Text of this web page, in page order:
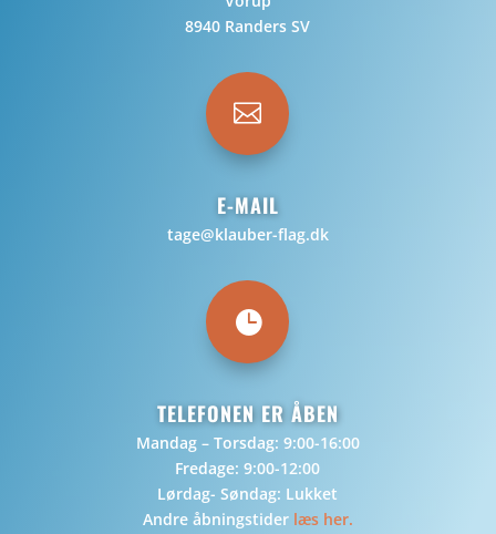
8940 Randers SV

E-MAIL
tage@klauber-flag.dk

TELEFONEN ER ÅBEN
Mandag – Torsdag: 9:00-16:00
Fredage: 9:00-12:00
Lørdag- Søndag: Lukket
Andre åbningstider læs her.